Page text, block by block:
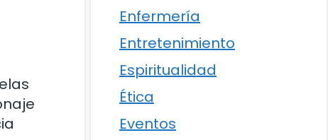
Enfermería
Entretenimiento
Espiritualidad
Ética
Eventos